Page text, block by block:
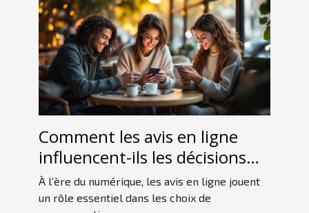
Comment les avis en ligne
influencent-ils les décisions
d'achat des consommateurs ?
À l’ère du numérique, les avis en ligne jouent
un rôle essentiel dans les choix de